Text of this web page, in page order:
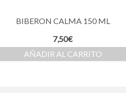
BIBERON CALMA 150 ML
7,50€
AÑADIR AL CARRITO